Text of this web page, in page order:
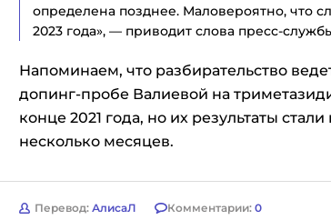
определена позднее. Маловероятно, что
2023 года», — приводит слова пресс-
Напоминаем, что разбирательство
допинг-пробе Валиевой на
конце 2021 года, но их результаты
несколько месяцев.
Перевод: АлисаЛ Комментарии: 0